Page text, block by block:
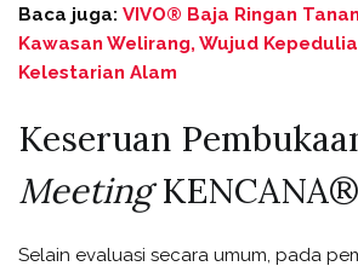
Baca juga: VIVO® Baja Ringan
Kawasan Welirang, Wujud
Kelestarian Alam
Keseruan
Meeting
Selain evaluasi secara umum, pada